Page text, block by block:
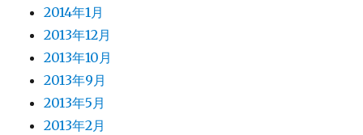
2014年1月
2013年12月
2013年10月
2013年9月
2013年5月
2013年2月